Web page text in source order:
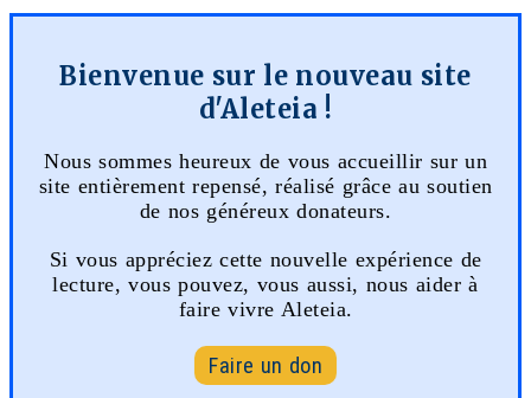
Bienvenue sur le nouveau site
d'Aleteia !
Nous sommes heureux de vous accueillir sur un
site entièrement repensé, réalisé grâce au soutien
de nos généreux donateurs.
Si vous appréciez cette nouvelle expérience de
lecture, vous pouvez, vous aussi, nous aider à
faire vivre Aleteia.
Faire un don